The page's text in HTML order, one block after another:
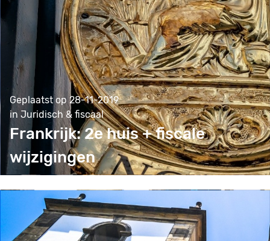
Geplaatst op 28-11-2019
in Juridisch & fiscaal
Frankrijk: 2e huis + fiscale
wijzigingen